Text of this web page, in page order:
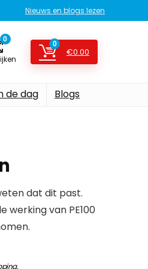
Nieuws en blogs lezen
0
0
€0.00
de dag Blogs
dat dit past.
werking van PE100
.